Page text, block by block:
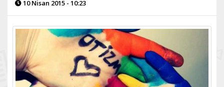
10 Nisan 2015 - 10:23